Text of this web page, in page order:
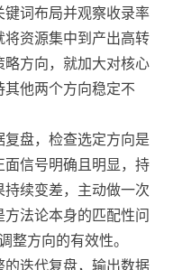
键词布局并观察收录率
将资源集中到产出高转
略方向，就加大对核心
他两个方向稳定不
盘，检查选定方向是
信号明确且明显，持
续变差，主动做一次
法论本身的匹配性问
整方向的有效性。
迭代复盘，输出数据